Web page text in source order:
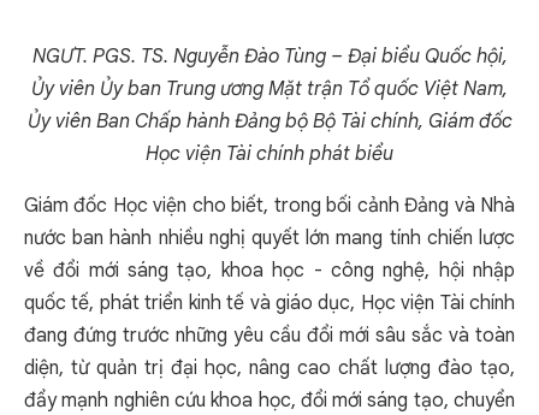
NGƯT. PGS. TS. Nguyễn Đào Tùng – Đại biểu Quốc hội,
Ủy viên Ủy ban Trung ương Mặt trận Tổ quốc Việt Nam,
Ủy viên Ban Chấp hành Đảng bộ Bộ Tài chính, Giám đốc
Học viện Tài chính phát biểu
Giám đốc Học viện cho biết, trong bối cảnh Đảng và Nhà
nước ban hành nhiều nghị quyết lớn mang tính chiến lược
về đổi mới sáng tạo, khoa học - công nghệ, hội nhập
quốc tế, phát triển kinh tế và giáo dục, Học viện Tài chính
đang đứng trước những yêu cầu đổi mới sâu sắc và toàn
diện, từ quản trị đại học, nâng cao chất lượng đào tạo,
đẩy mạnh nghiên cứu khoa học, đổi mới sáng tạo, chuyển